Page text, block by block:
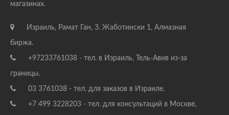
магазинах.
Израиль, Рамат Ган, З. Жаботински 1, Алмазная
биржа.
+97233761038 - тел. в Израиль, Тель-Авив из-за
границы.
03 3761038 - тел. для заказов в Израиле.
+7 499 3228203 - тел. для консультаций в Москве,